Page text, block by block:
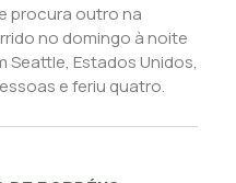
procura outro na
no domingo à noite
Estados Unidos,
e feriu quatro.